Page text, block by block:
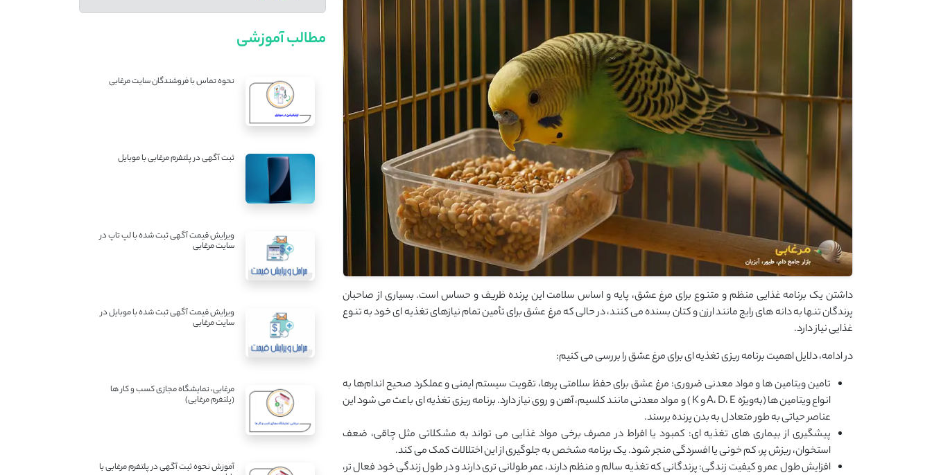
داشتن یک برنامه غذایی منظم و متنوع برای مرغ عشق، پایه‌ و اساس سلامت این پرنده‌ ظریف و حساس است. بسیاری از صاحبان
پرندگان تنها به دانه ‌های رایج مانند ارزن و کتان بسنده می‌ کنند، در حالی‌ که مرغ عشق برای تأمین تمام نیازهای تغذیه ‌ای خود به تنوع
غذایی نیاز دارد.
در ادامه، دلایل اهمیت برنامه ‌ریزی تغذیه ‌ای برای مرغ عشق را بررسی می ‌کنیم:
تامین ویتامین ها و مواد معدنی ضروری: مرغ عشق برای حفظ سلامتی پرها، تقویت سیستم ایمنی و عملکرد صحیح اندام‌ها به
انواع ویتامین‌ ها (به‌ویژه A، D، E و K ) و مواد معدنی مانند کلسیم، آهن و روی نیاز دارد. برنامه ‌ریزی تغذیه ‌ای باعث می ‌شود این
عناصر حیاتی به ‌طور متعادل به بدن پرنده برسند.
پیشگیری از بیماری های تغذیه ای: کمبود یا افراط در مصرف برخی مواد غذایی می‌ تواند به مشکلاتی مثل چاقی، ضعف
استخوان، ریزش پر، کم ‌خونی یا افسردگی منجر شود. یک برنامه‌ مشخص به جلوگیری از این اختلالات کمک می‌ کند.
افزایش طول عمر و کیفیت زندگی: پرندگانی که تغذیه‌ سالم و منظم دارند، عمر طولانی ‌تری دارند و در طول زندگی خود فعال ‌تر،
مطالب آموزشی
نحوه تماس با فروشندگان سایت مرغابی
ثبت آگهی در پلتفرم مرغابی با موبایل
ویرایش قیمت آگهی ثبت شده با لپ تاپ در
سایت مرغابی
ویرایش قیمت آگهی ثبت شده با موبایل در
سایت مرغابی
مرغابی، نمایشگاه مجازی کسب و کار ها
(پلتفرم مرغابی)
آموزش نحوه ثبت آگهی در پلتفرم مرغابی با